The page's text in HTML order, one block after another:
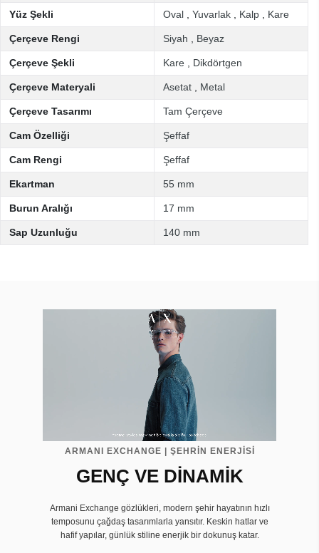
Yüz Şekli Oval Yuvarlak Kalp Kare
Çerçeve Rengi Siyah Beyaz
Çerçeve Şekli Kare Dikdörtgen
Çerçeve Materyali Asetat Metal
Çerçeve Tasarımı Tam Çerçeve
Cam Özelliği Şeffaf
Cam Rengi Şeffaf
Ekartman 55 mm
Burun Aralığı 17 mm
Sap Uzunluğu 140 mm
ARMANI EXCHANGE | ŞEHRİN ENERJİSİ
GENÇ VE DİNAMİK
Armani Exchange gözlükleri, modern şehir hayatının hızlı
temposunu çağdaş tasarımlarla yansıtır. Keskin hatlar ve
hafif yapılar, günlük stiline enerjik bir dokunuş katar.